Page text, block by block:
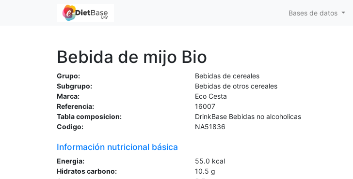
Bases de datos
Bebida de mijo Bio
Grupo:
Bebidas de cereales
Subgrupo:
Bebidas de otros cereales
Marca:
Eco Cesta
Referencia:
16007
Tabla composicion:
DrinkBase Bebidas no alcoholicas
Codigo:
NA51836
Información nutricional básica
Energia: 55.0 kcal
Hidratos carbono:
10.5 g